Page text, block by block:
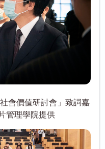
會價值研討會」致詞嘉
管理學院提供